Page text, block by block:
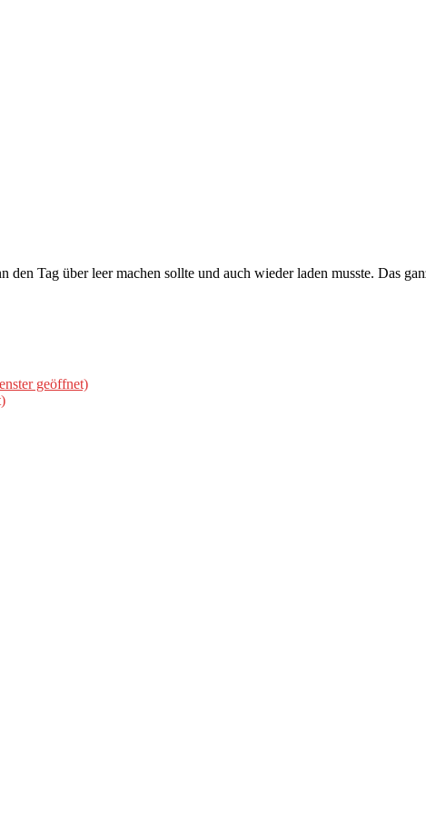
Tag über leer machen sollte und auch wieder laden musste. Das
geöffnet)